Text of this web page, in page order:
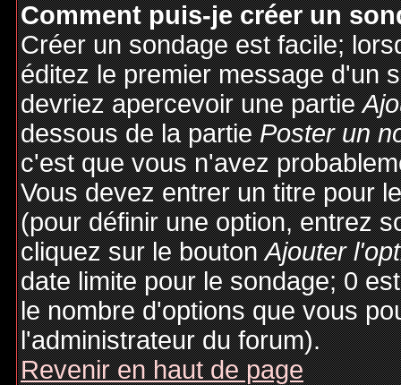
Comment puis-je créer un
Créer un sondage est facile;
éditez le premier message d'un
devriez apercevoir une partie
dessous de la partiePoster un
c'est que vous n'avez
Vous devez entrer un titre pour
(pour définir une option, entrez
cliquez sur le boutonAjouter
date limite pour le sondage; 0
le nombre d'options que vous
l'administrateur du forum).
Revenir en haut de page